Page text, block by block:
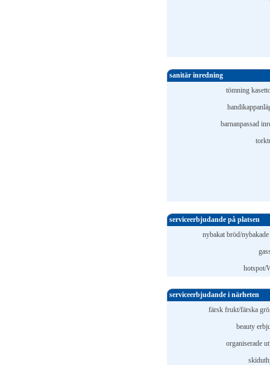
sanitär inredning
tömning
barnanpassad
serviceerbjudande på platsen
nybakat bröd/
hotspot/
serviceerbjudande i närheten
färsk frukt/färska
beauty
organiserade